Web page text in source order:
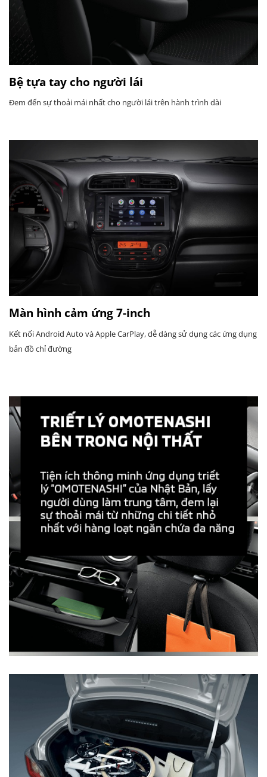
Bệ tựa tay cho người lái
Đem đến sự thoải mái nhất cho người lái trên hành trình dài
Màn hình cảm ứng 7-inch
Kết nối Android Auto và Apple CarPlay, dễ dàng sử dụng các ứng dụng
bản đồ chỉ đường​